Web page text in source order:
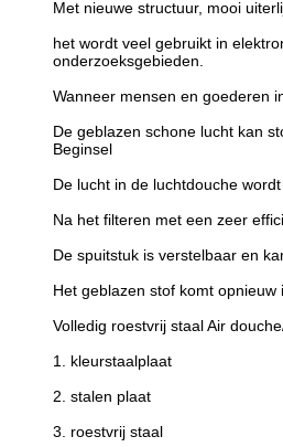
Met nieuwe structuur, mooi
het wordt veel gebruikt in
onderzoeksgebieden.
Wanneer mensen en goederen
De geblazen schone lucht kan
Beginsel
De lucht in de luchtdouche
Na het filteren met een zeer
De spuitstuk is verstelbaar en
Het geblazen stof komt
Volledig roestvrij staal Air
1. kleurstaalplaat
2. stalen plaat
3. roestvrij staal